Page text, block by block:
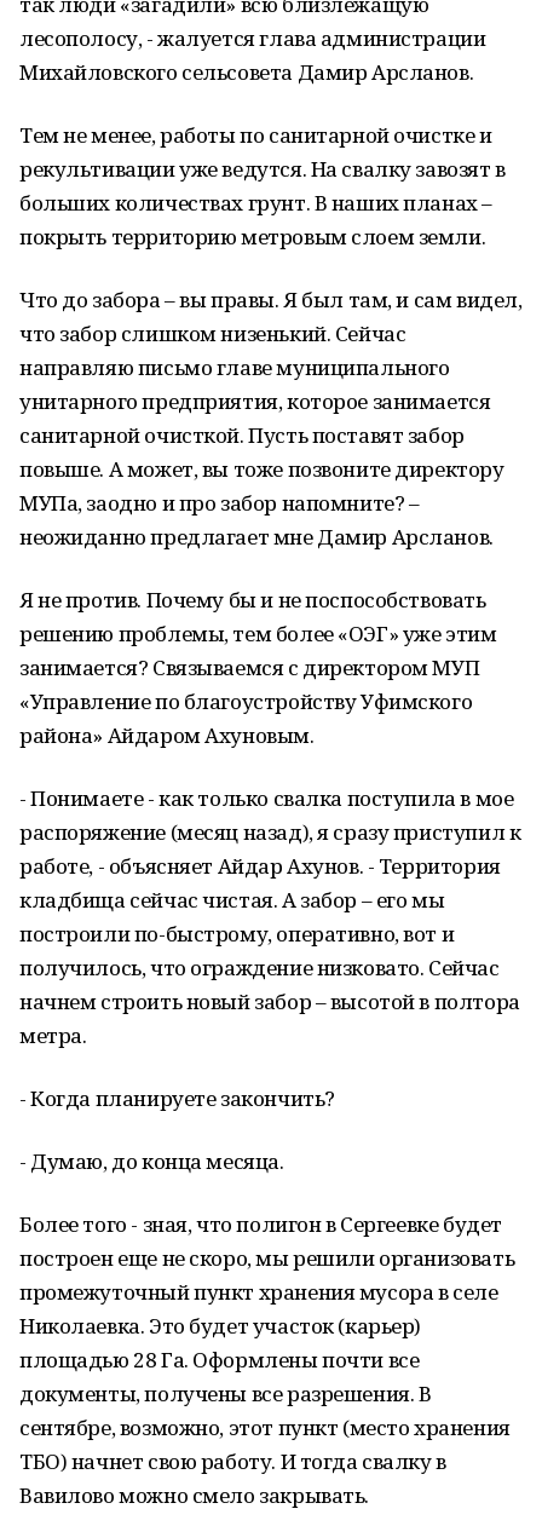
лесополосу, - жалуется глава администрации
Михайловского сельсовета Дамир Арсланов.
Тем не менее, работы по санитарной очистке и
рекультивации уже ведутся. На свалку завозят в
больших количествах грунт. В наших планах –
покрыть территорию метровым слоем земли.
Что до забора – вы правы. Я был там, и сам видел,
что забор слишком низенький. Сейчас
направляю письмо главе муниципального
унитарного предприятия, которое занимается
санитарной очисткой. Пусть поставят забор
повыше. А может, вы тоже позвоните директору
МУПа, заодно и про забор напомните? –
неожиданно предлагает мне Дамир Арсланов.
Я не против. Почему бы и не поспособствовать
решению проблемы, тем более «ОЭГ» уже этим
занимается? Связываемся с директором МУП
«Управление по благоустройству Уфимского
района» Айдаром Ахуновым.
- Понимаете - как только свалка поступила в мое
распоряжение (месяц назад), я сразу приступил к
работе, - объясняет Айдар Ахунов. - Территория
кладбища сейчас чистая. А забор – его мы
построили по-быстрому, оперативно, вот и
получилось, что ограждение низковато. Сейчас
начнем строить новый забор – высотой в полтора
метра.
- Когда планируете закончить?
- Думаю, до конца месяца.
Более того - зная, что полигон в Сергеевке будет
построен еще не скоро, мы решили организовать
промежуточный пункт хранения мусора в селе
Николаевка. Это будет участок (карьер)
площадью 28 Га. Оформлены почти все
документы, получены все разрешения. В
сентябре, возможно, этот пункт (место хранения
ТБО) начнет свою работу. И тогда свалку в
Вавилово можно смело закрывать.